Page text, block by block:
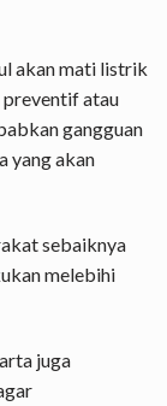
akan mati listrik
preventif atau
gangguan
yang akan
sebaiknya
melebihi
juga